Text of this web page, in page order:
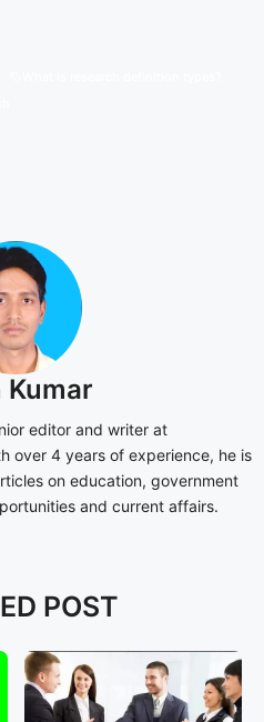
Kumar
editor and writer at
over 4 years of experience, he is
on education, government
and current affairs.
POST